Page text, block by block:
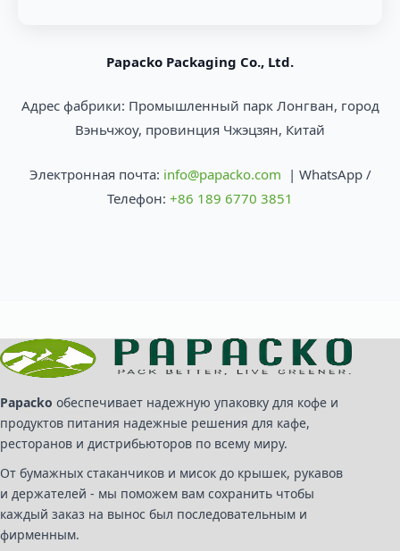
Papacko Packaging Co., Ltd.
Адрес фабрики: Промышленный парк Лонгван, город
Вэньчжоу, провинция Чжэцзян, Китай
Электронная почта: info@papacko.com | WhatsApp /
Телефон: +86 189 6770 3851
Papacko обеспечивает надежную упаковку для кофе и
продуктов питания надежные решения для кафе,
ресторанов и дистрибьюторов по всему миру.
От бумажных стаканчиков и мисок до крышек, рукавов
и держателей - мы поможем вам сохранить чтобы
каждый заказ на вынос был последовательным и
фирменным.